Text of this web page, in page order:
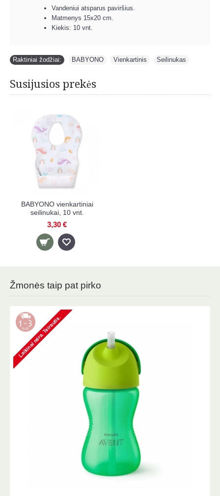
Vandeniui atsparus paviršius.
Matmenys 15x20 cm.
Kiekis: 10 vnt.
Raktiniai žodžiai: BABYONO Vienkartinis Seilinukas
Susijusios prekės
BABYONO vienkartiniai
seilinukai, 10 vnt.
3,30 €
Žmonės taip pat pirko